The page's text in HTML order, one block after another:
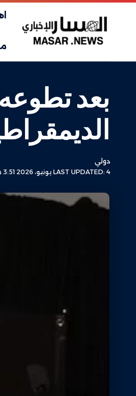
بعد
LAST UPDATED: 4 يونيو، 2026 3:51 ص
دولي